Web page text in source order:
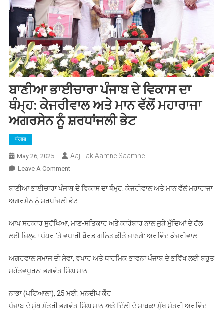
ਬਾਣੀਆ ਭਾਈਚਾਰਾ ਪੰਜਾਬ ਦੇ ਵਿਕਾਸ ਦਾ
ਥੰਮ੍ਹ: ਕੇਜਰੀਵਾਲ ਅਤੇ ਮਾਨ ਵੱਲੋਂ ਮਹਾਰਾਜਾ
ਅਗਰਸੇਨ ਨੂੰ ਸ਼ਰਧਾਂਜਲੀ ਭੇਟ
पंजाब
May 26, 2025 Aaj Tak Aamne Saamne
Leave A CommentOn
ਭਾਈਚਾਰਾ
ਪੰਜਾਬ
ਵਿਕਾਸ
ਦਾ
ਕੇਜਰੀਵਾਲ
ਅਤੇ
ਵੱਲੋਂ
ਮਹਾਰਾਜਾ
ਬਾਣੀਆ ਭਾਈਚਾਰਾ ਪੰਜਾਬ ਦੇ ਵਿਕਾਸ ਦਾ ਥੰਮ੍ਹ: ਕੇਜਰੀਵਾਲ ਅਤੇ ਮਾਨ ਵੱਲੋਂ ਮਹਾਰਾਜਾ
ਅਗਰਸੇਨ ਨੂੰ ਸ਼ਰਧਾਂਜਲੀ ਭੇਟ
ਆਪ ਸਰਕਾਰ ਸੁਰੱਖਿਆ, ਮਾਣ-ਸਤਿਕਾਰ ਅਤੇ ਕਾਰੋਬਾਰ ਨਾਲ ਜੁੜੇ ਮੁੱਦਿਆਂ ਦੇ ਹੱਲ
ਲਈ ਜ਼ਿਲ੍ਹਾ ਪੱਧਰ ’ਤੇ ਵਪਾਰੀ ਬੋਰਡ ਗਠਿਤ ਕੀਤੇ ਜਾਣਗੇ: ਅਰਵਿੰਦ ਕੇਜਰੀਵਾਲ
ਅਗਰਵਾਲ ਸਮਾਜ ਦੀ ਸੇਵਾ, ਵਪਾਰ ਅਤੇ ਧਾਰਮਿਕ ਭਾਵਨਾ ਪੰਜਾਬ ਦੇ ਭਵਿੱਖ ਲਈ ਬਹੁਤ
ਮਹੱਤਵਪੂਰਨ: ਭਗਵੰਤ ਸਿੰਘ ਮਾਨ
ਨਾਭਾ (ਪਟਿਆਲਾ), 25 ਮਈ: ਮਨਦੀਪ ਕੌਰ
ਪੰਜਾਬ ਦੇ ਮੁੱਖ ਮੰਤਰੀ ਭਗਵੰਤ ਸਿੰਘ ਮਾਨ ਅਤੇ ਦਿੱਲੀ ਦੇ ਸਾਬਕਾ ਮੁੱਖ ਮੰਤਰੀ ਅਰਵਿੰਦ